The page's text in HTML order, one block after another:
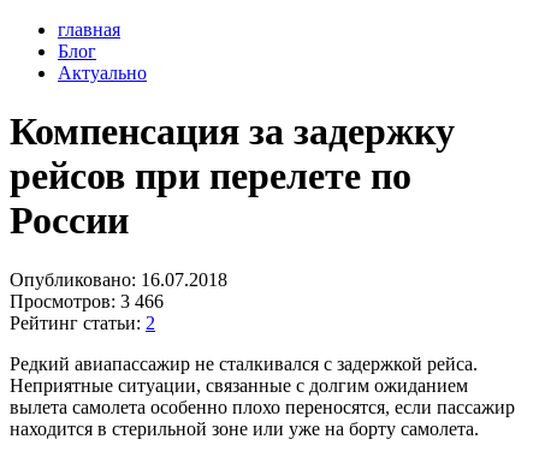
главная
Блог
Актуально
Компенсация за задержку
рейсов при перелете по
России
Опубликовано: 16.07.2018
Просмотров: 3 466
Рейтинг статьи: 2
Редкий авиапассажир не сталкивался с задержкой рейса.
Неприятные ситуации, связанные с долгим ожиданием
вылета самолета особенно плохо переносятся, если пассажир
находится в стерильной зоне или уже на борту самолета.